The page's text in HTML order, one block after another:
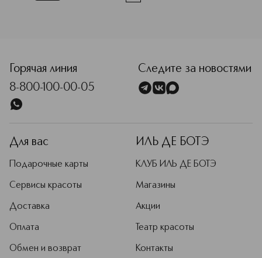
Горячая линия
8-800-100-00-05
Следите за новостями
Для вас
Подарочные карты
Сервисы красоты
Доставка
Оплата
Обмен и возврат
ИЛЬ ДЕ БОТЭ
КЛУБ ИЛЬ ДЕ БОТЭ
Магазины
Акции
Театр красоты
Контакты